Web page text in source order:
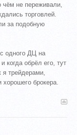
чём не переживали,
торговлей.
за подобную
одного ДЦ на
когда обрёл его, тут
я трейдерами,
хорошего брокера.